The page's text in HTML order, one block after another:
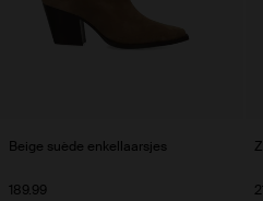
Beige suède enkellaarsjes
189.99